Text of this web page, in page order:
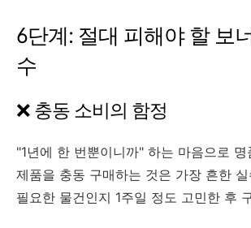
6단계: 절대 피해야 할 보
수
❌ 충동 소비의 함정
"1년에 한 번뿐이니까" 하는 마음으로
제품을 충동 구매하는 것은 가장 흔한
필요한 물건인지 1주일 정도 고민한 후